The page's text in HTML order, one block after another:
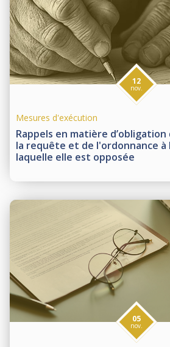
Rappels en matière
la requête et de l'ordonnance à
laquelle elle est opposée
12
nov.
Mesures d'exécution
05
nov.